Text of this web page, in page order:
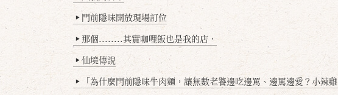
▶ 門前隱味開放現場訂位
▶ 那個........其實咖哩飯也是我的店，
▶ 仙境傳說
▶ 「為什麼門前隱味牛肉麵，讓無數老饕邊吃邊罵、邊罵邊愛？小辣雞揭密！」